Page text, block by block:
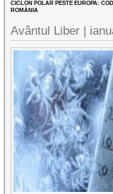
CICLON POLAR PESTE EUROPA:
ROMÂNIA
Avântul Liber |